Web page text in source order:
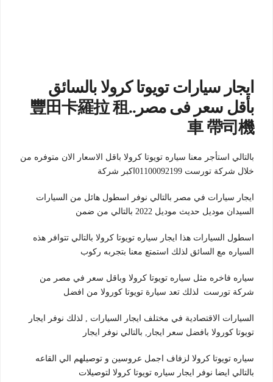
ايجار سيارات تويوتا كرولا بالسائق
بأقل سعر فى مصر..豐田卡羅拉 租
車 帶司機
بالتالي استأجر معنا سياره تويوتا كرولا باقل الاسعار الان متوفره من
خلال شركة تورست 01100092199اكبر شركة
ايجار سيارات في مصر بالتالي نوفر اسطول هائل من السيارات
السيدان موديل حديث موديل 2022 بالتالي من ضمن
اسطول السيارات هذا ايجار سياره تويوتا كرولا بالتالي تتوافر هذه
السياره مع السائق لذلك استمتع معنا بتجربه ركوب
سياره فاخره مثل سياره تويوتا كرولا وباقل سعر في مصر من
شركة تورست لذلك تعد سيارة تويوتا كورولا من افضل
السيارات الاقتصادية في مختلف ايجار السيارات , لذلك نوفر ايجار
تويوتا كورولا بافضل سعر ايجار, بالتالي نوفر ايجار
سياره تويوتا كرولا لزفاف اجمل عروسين و توصيلهم الي القاعه
بالتالي ايضا نوفر ايجار سياره تويوتا كرولا لتوصيلات